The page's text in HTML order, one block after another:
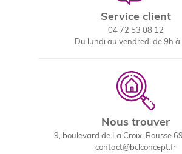
Service client
04 72 53 08 12
Du lundi au vendredi de 9h à
Nous trouver
9, boulevard de La Croix-Rousse
contact@bclconcept.fr